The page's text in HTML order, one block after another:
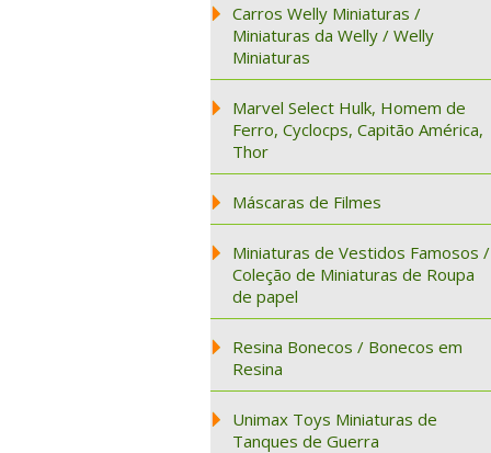
Carros Welly Miniaturas /
Miniaturas da Welly / Welly
Miniaturas
Marvel Select Hulk, Homem de
Ferro, Cyclocps, Capitão América,
Thor
Máscaras de Filmes
Miniaturas de Vestidos Famosos /
Coleção de Miniaturas de Roupa
de papel
Resina Bonecos / Bonecos em
Resina
Unimax Toys Miniaturas de
Tanques de Guerra